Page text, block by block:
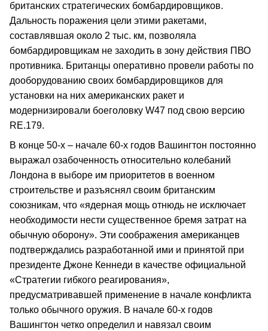
британских стратегических бомбардировщиков.
Дальность поражения цели этими ракетами,
составлявшая около 2 тыс. км, позволяла
бомбардировщикам не заходить в зону действия ПВО
противника. Британцы оперативно провели работы по
дооборудованию своих бомбардировщиков для
установки на них американских ракет и
модернизировали боеголовку W47 под свою версию
RE.179.
В конце 50-х – начале 60-х годов Вашингтон постоянно
выражал озабоченность относительно колебаний
Лондона в выборе им приоритетов в военном
строительстве и разъяснял своим британским
союзникам, что «ядерная мощь отнюдь не исключает
необходимости нести существенное бремя затрат на
обычную оборону». Эти соображения американцев
подтверждались разработанной ими и принятой при
президенте Джоне Кеннеди в качестве официальной
«Стратегии гибкого реагирования»,
предусматривавшей применение в начале конфликта
только обычного оружия. В начале 60-х годов
Вашингтон четко определил и навязал своим